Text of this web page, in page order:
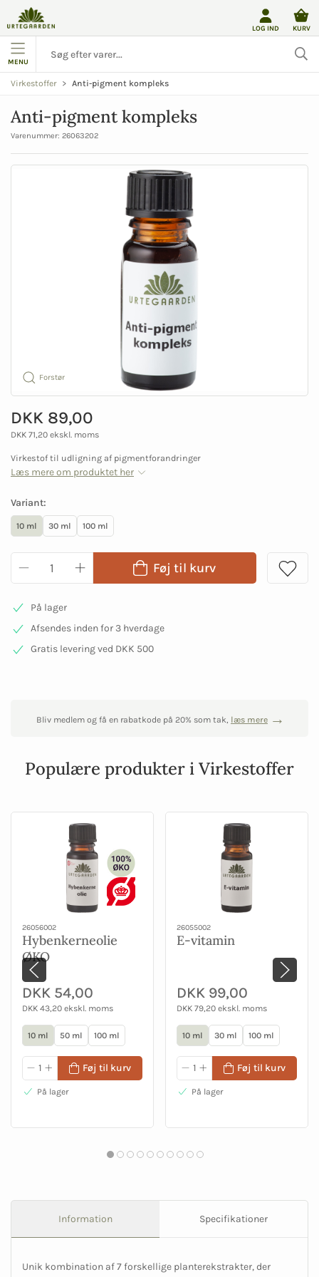
LOG IND KURV
MENU
Virkestoffer Anti-pigment kompleks
Anti-pigment kompleks
Varenummer: 26063202
Forstør
DKK 89,00
DKK 71,20 ekskl. moms
Virkestof til udligning af pigmentforandringer
Læs mere om produktet her
Variant:
10 ml 30 ml 100 ml
Føj til kurv
På lager
Afsendes inden for 3 hverdage
Gratis levering ved DKK 500
Bliv medlem og få en rabatkode på 20% som tak, læs mere
Populære produkter i Virkestoffer
26056002
Hybenkerneolie
ØKO
DKK 54,00
DKK 43,20 ekskl. moms
10 ml 50 ml 100 ml
Føj til kurv
På lager
26055002
E-vitamin
DKK 99,00
DKK 79,20 ekskl. moms
10 ml 30 ml 100 ml
Føj til kurv
På lager
Information Specifikationer
Unik kombination af 7 forskellige planterekstrakter, der